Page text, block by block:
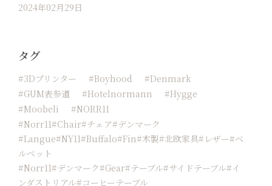
2024年02月29日
タグ
#3Dプリンター #boyhood
#Denmark
#GUM表参道
#hotelnormann
#hygge
#moobeli
#NORR11
#Norr11#chair#チェア#デンマーク
#langue#NY11#buffalo#fin#木製#北欧家具#レザー#ベ
ルベット
#norr11#デンマーク#Gear#テーブル#サイドテーブル#イ
ンダストリアル#コーヒーテーブル